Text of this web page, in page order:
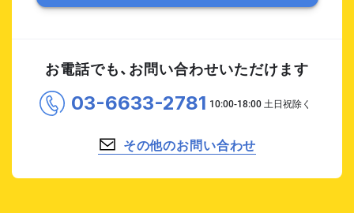
お電話でも、お問い合わせいただけます
03-6633-2781
その他のお問い合わせ